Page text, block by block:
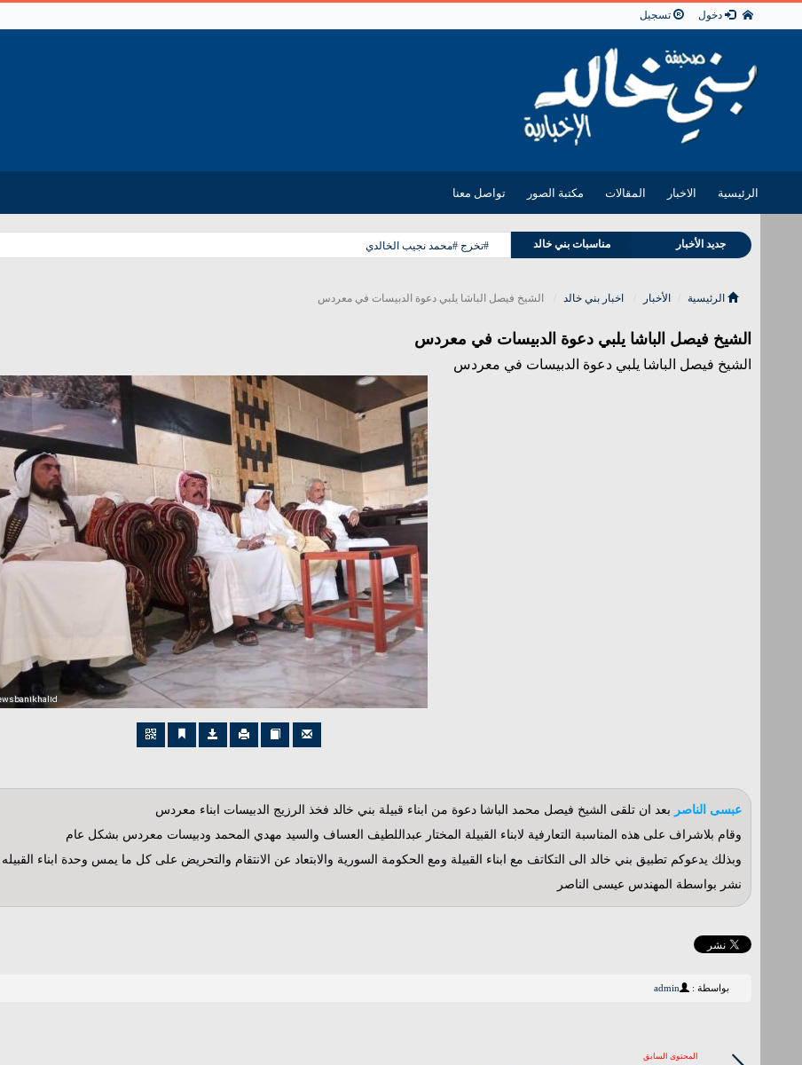
دخول تسجيل
الرئيسية الاخبار المقالات مكتبة الصور تواصل معنا
جديد الأخبار
وفيات بني خالد
مناسبات بني خالد #تخرج #محمد نجيب الخالدي
الرئيسية الأخبار اخبار بني خالد الشيخ فيصل الباشا يلبي دعوة الدبيسات في معردس
الشيخ فيصل الباشا يلبي دعوة الدبيسات في معردس
الشيخ فيصل الباشا يلبي دعوة الدبيسات في معردس
عبسى الناصر بعد ان تلقى الشيخ فيصل محمد الباشا دعوة من ابناء قبيلة بني خالد فخذ الرزيج الدبيسات ابناء معردس
وقام بلاشراف على هذه المناسبة التعارفية لابناء القبيلة المختار عبداللطيف العساف والسيد مهدي المحمد ودبيسات معردس بشكل عام
وبذلك يدعوكم تطبيق بني خالد الى التكاتف مع ابناء القبيلة ومع الحكومة السورية والابتعاد عن الانتقام والتحريض على كل ما يمس وحدة ابناء
نشر بواسطة المهندس عيسى الناصر
بواسطة : admin
المحتوى السابق